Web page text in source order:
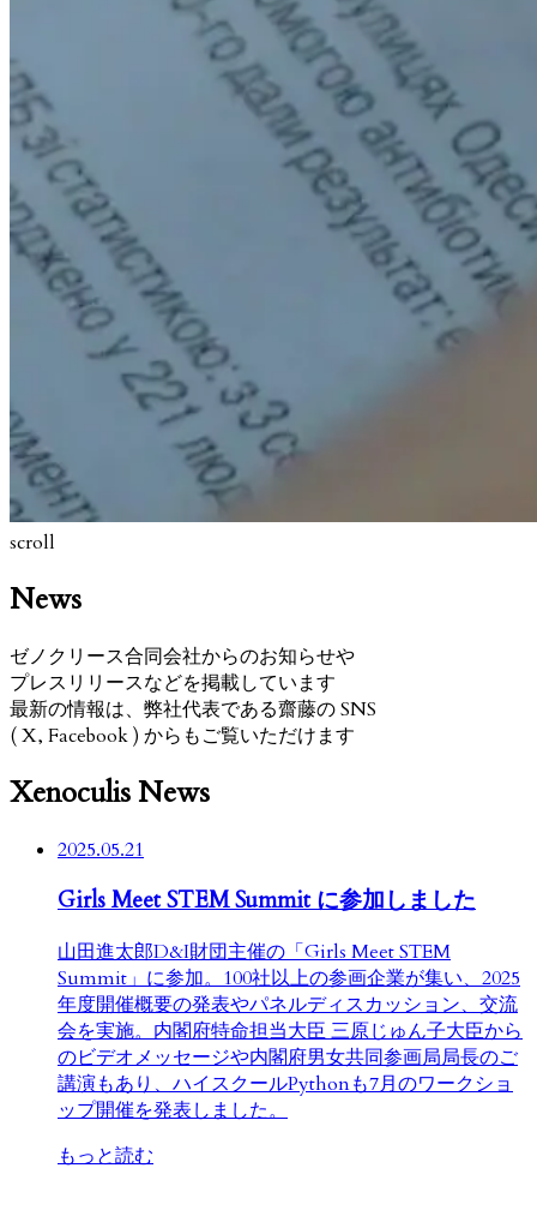
scroll
News
ゼノクリース合同会社からのお知らせや
プレスリリースなどを掲載しています
最新の情報は、弊社代表である齋藤の SNS
( X, Facebook ) からもご覧いただけます
Xenoculis News
2025.05.21
Girls Meet STEM Summit に参加しました
山田進太郎D&I財団主催の「Girls Meet STEM
Summit」に参加。100社以上の参画企業が集い、2025
年度開催概要の発表やパネルディスカッション、交流
会を実施。内閣府特命担当大臣 三原じゅん子大臣から
のビデオメッセージや内閣府男女共同参画局局長のご
講演もあり、ハイスクールPythonも7月のワークショ
ップ開催を発表しました。
もっと読む